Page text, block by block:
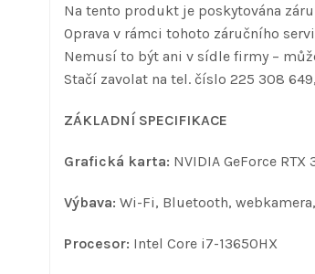
Na tento produkt je poskytována
Oprava v rámci tohoto záručního
Nemusí to být ani v sídle firmy –
Stačí zavolat na tel. číslo 225 308
ZÁKLADNÍ SPECIFIKACE
Grafická karta: NVIDIA GeForce RTX
Výbava: Wi-Fi, Bluetooth,
Procesor: Intel Core i7-13650HX